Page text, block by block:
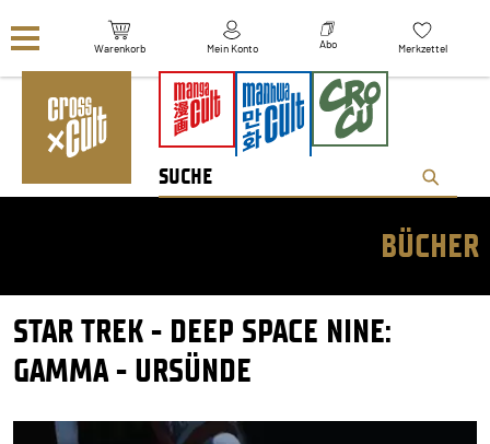
Warenkorb Mein Konto Abo Merkzettel
BÜCHER
STAR TREK - DEEP SPACE NINE:
GAMMA - URSÜNDE